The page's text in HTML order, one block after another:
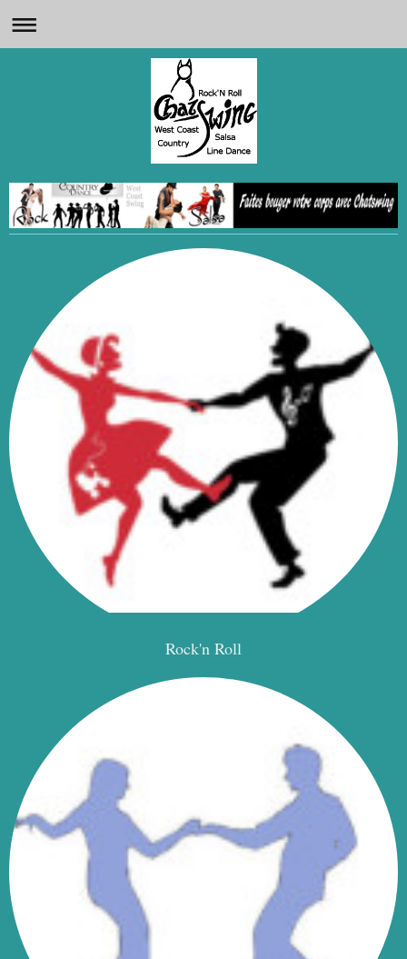
Rock'n Roll